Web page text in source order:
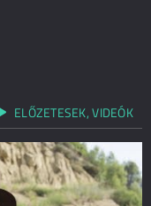
ELŐZETESEK, VIDEÓK